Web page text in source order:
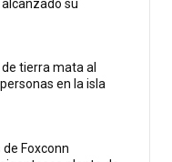
su
tierra mata al
en la isla
Foxconn